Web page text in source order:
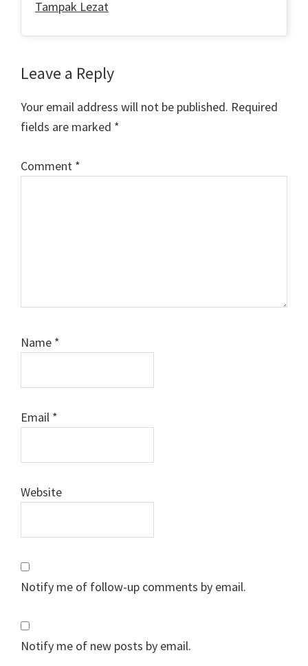
Tampak Lezat
Reader
Interactions
Leave a Reply
Your email address will not be published. Required
fields are marked *
Comment *
Name *
Email *
Website
Notify me of follow-up comments by email.
Notify me of new posts by email.